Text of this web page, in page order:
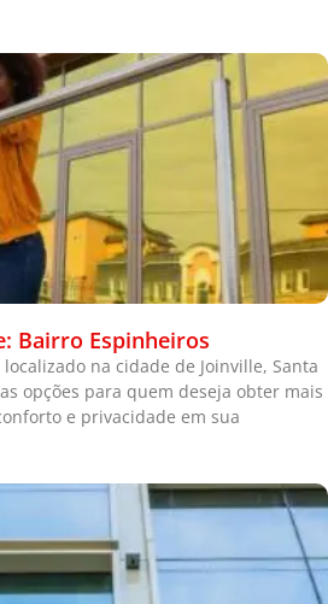
Bairro Espinheiros
na cidade de Joinville, Santa
opções para quem deseja obter mais
e privacidade em sua